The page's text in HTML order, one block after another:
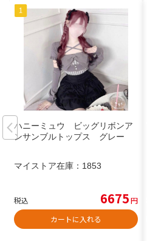
ハニーミュウ ビッグリボンア
ンサンブルトップス グレー
マイストア在庫： 1853
税込 6675円
カートに入れる